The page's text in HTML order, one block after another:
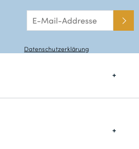
Datenschutzerklärung